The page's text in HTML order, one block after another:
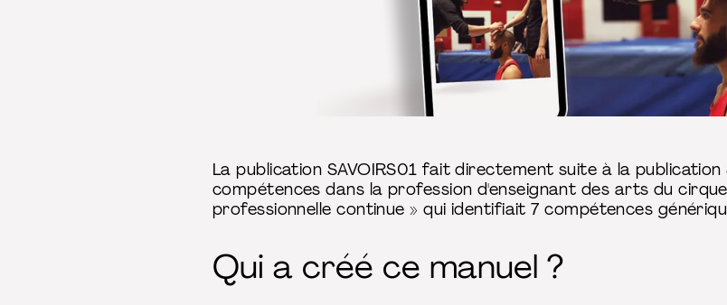
La publication SAVOIRS01 fait directement suite à la publication
compétences dans la profession d'enseignant des arts du
professionnelle continue » qui identifiait 7 compétences
Qui a créé ce manuel ?